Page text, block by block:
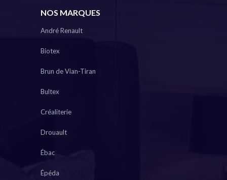
NOS MARQUES
André Renault
Biotex
Brun de Vian-Tiran
Bultex
Créaliterie
Drouault
Ébac
Épéda